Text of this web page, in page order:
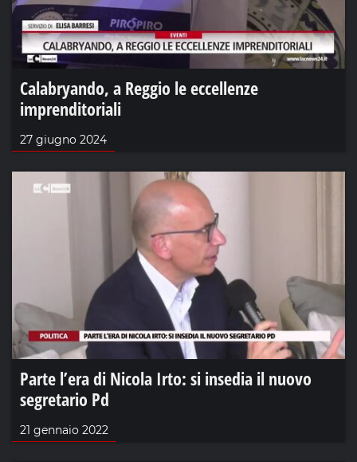
Calabryando, a Reggio le eccellenze
imprenditoriali
27 giugno 2024
Parte l’era di Nicola Irto: si insedia il nuovo
segretario Pd
21 gennaio 2022